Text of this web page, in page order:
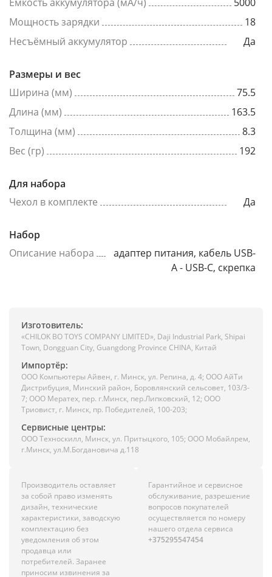
Мощность зарядки
18
Несъёмный аккумулятор
Да
Размеры и вес
Ширина (мм)
75.5
Длина (мм)
163.5
Толщина (мм)
8.3
Вес (гр)
192
Для набора
Чехол в комплекте
Да
Набор
Описание набора
адаптер питания, кабель USB-
A - USB-C, скрепка
Изготовитель:
«CHILOK BO TOYS COMPANY LIMITED», Daji Industrial Park, Shipai
Town, Dongguan City, Guangdong Province CHINA, Китай
Импортёр:
ООО Компьютеры Айвен, г. Минск, ул. Репина, д. 4; ООО АйТи
Дистрибуция, Минский район, Боровлянский сельсовет, 103/3-
7; ООО Мератех, пер. г.Минск, пер.Липковский, 12; ООО
Триовист, г. Минск, пр. Победителей, 100-203;
Сервисные центры:
ООО Техноскилл, Минск, ул. Притыцкого, 105; ООО Мобайлрем,
г.Минск, ул.М.Богдановича д.118
Производитель оставляет
за собой право изменять
дизайн, технические
характеристики, заводскую
комплектацию без
уведомления об этом
продавца или
потребителей. Заранее
приносим извинения за
Гарантийное и сервисное
обслуживание, разрешение
вопросов покупателей
осуществляется по номеру
нашего отдела сервиса
+375295547454